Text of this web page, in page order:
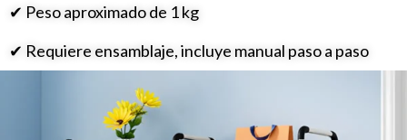
✔ Peso aproximado de 1 kg
✔ Requiere ensamblaje, incluye manual paso a paso